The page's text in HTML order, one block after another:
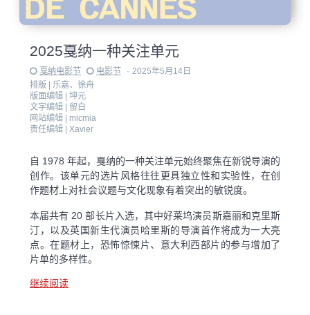
2025戛纳一种关注单元
戛纳电影节 电影节 · 2025年5月14日
排版 | 乐嘉、徐舟
版面编辑 | 坤元
文字编辑 | 留白
网站编辑 | micmia
责任编辑 | Xavier
自 1978 年起，戛纳的一种关注单元始终聚焦在新锐导演的
创作。该单元的选片风格往往更具独立性和实验性，在创
作题材上对社会议题与文化现象有着突出的敏锐度。
本届共有 20 部长片入选，其中好莱坞演员斯嘉丽和克里斯
汀，以及英国新生代演员哈里斯的导演首作将成为一大亮
点。在题材上，恐怖惊悚片、意大利西部片的参与增加了
片单的多样性。
继续阅读